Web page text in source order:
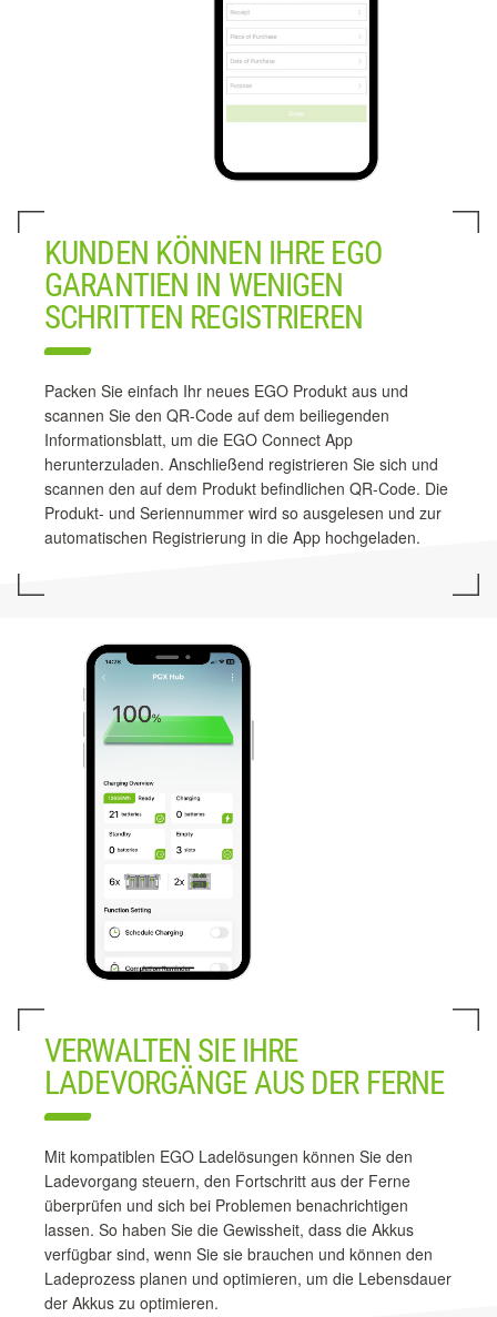
KUNDEN KÖNNEN IHRE EGO
GARANTIEN IN WENIGEN
SCHRITTEN REGISTRIEREN
Packen Sie einfach Ihr neues EGO Produkt aus und
scannen Sie den QR-Code auf dem beiliegenden
Informationsblatt, um die EGO Connect App
herunterzuladen. Anschließend registrieren Sie sich und
scannen den auf dem Produkt befindlichen QR-Code. Die
Produkt- und Seriennummer wird so ausgelesen und zur
automatischen Registrierung in die App hochgeladen.
VERWALTEN SIE IHRE
LADEVORGÄNGE AUS DER FERNE
Mit kompatiblen EGO Ladelösungen können Sie den
Ladevorgang steuern, den Fortschritt aus der Ferne
überprüfen und sich bei Problemen benachrichtigen
lassen. So haben Sie die Gewissheit, dass die Akkus
verfügbar sind, wenn Sie sie brauchen und können den
Ladeprozess planen und optimieren, um die Lebensdauer
der Akkus zu optimieren.